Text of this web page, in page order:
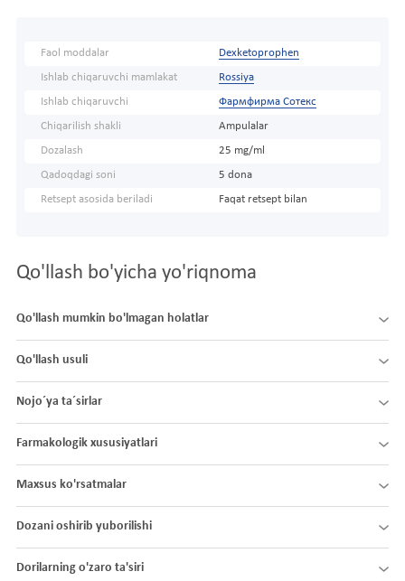
Faol moddalar Dexketoprophen
Ishlab chiqaruvchi mamlakat Rossiya
Ishlab chiqaruvchi Фармфирма Сотекс
Chiqarilish shakli Ampulalar
Dozalash 25 mg/ml
Qadoqdagi soni 5 dona
Retsept asosida beriladi Faqat retsept bilan
Qo'llash bo'yicha yo'riqnoma
Qo'llash mumkin bo'lmagan holatlar
Qo'llash usuli
Nojo´ya ta´sirlar
Farmakologik xususiyatlari
Maxsus ko'rsatmalar
Dozani oshirib yuborilishi
Dorilarning o'zaro ta'siri